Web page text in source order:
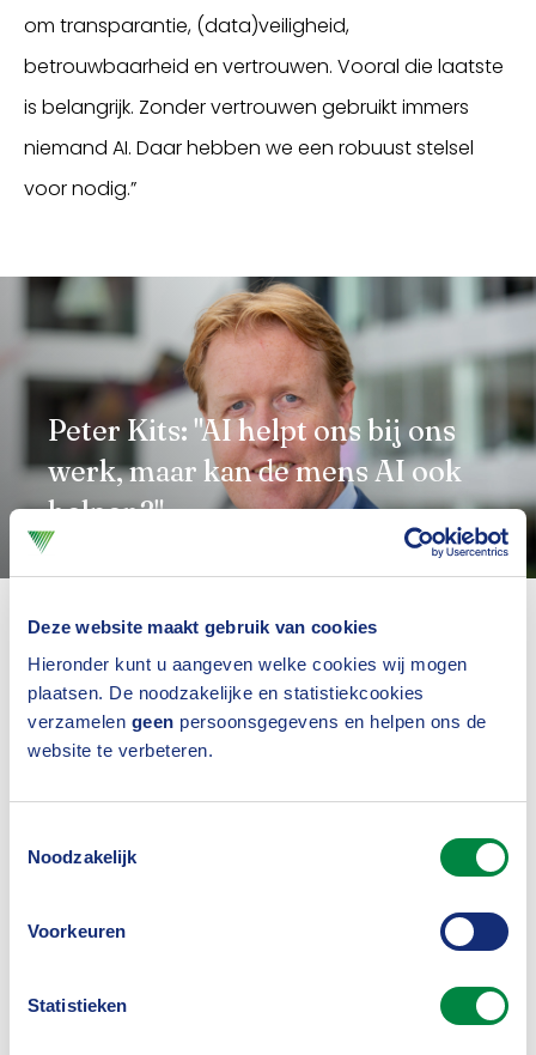
Deze website maakt gebruik van cookies
Hieronder kunt u aangeven welke cookies wij mogen
plaatsen. De noodzakelijke en statistiekcookies
verzamelen geen persoonsgegevens en helpen ons de
website te verbeteren.
Noodzakelijk
Voorkeuren
Statistieken
om transparantie, (data)veiligheid,
betrouwbaarheid en vertrouwen. Vooral die laatste
is belangrijk. Zonder vertrouwen gebruikt immers
niemand AI. Daar hebben we een robuust stelsel
voor nodig.”
Peter Kits: "AI helpt ons bij ons
werk, maar kan de mens AI ook
helpen?"
AI Act
Volgens Kits moet Europa zich blijven verzetten
tegen excessen, zodat onze fundamentele
Op een van zijn volgende sheets laat hij zien wat er
totaal zijn het 126 richtlijnen, terwijl voor
(product)aansprakelijkheid relevant zijn. Kits: “De